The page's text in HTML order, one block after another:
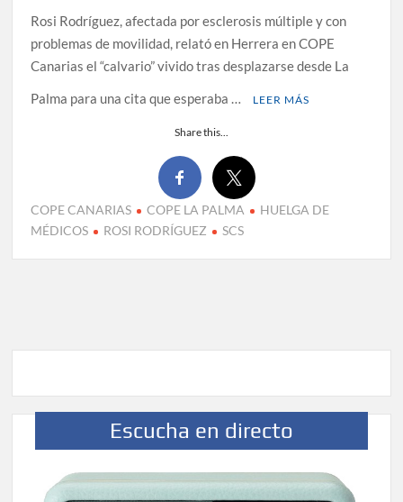
Rosi Rodríguez, afectada por esclerosis múltiple y con
problemas de movilidad, relató en Herrera en COPE
Canarias el “calvario” vivido tras desplazarse desde La
Palma para una cita que esperaba …
LEER MÁS
Share this...
COPE CANARIAS COPE LA PALMA
HUELGA DE
MÉDICOS
ROSI RODRÍGUEZ SCS
Escucha en directo